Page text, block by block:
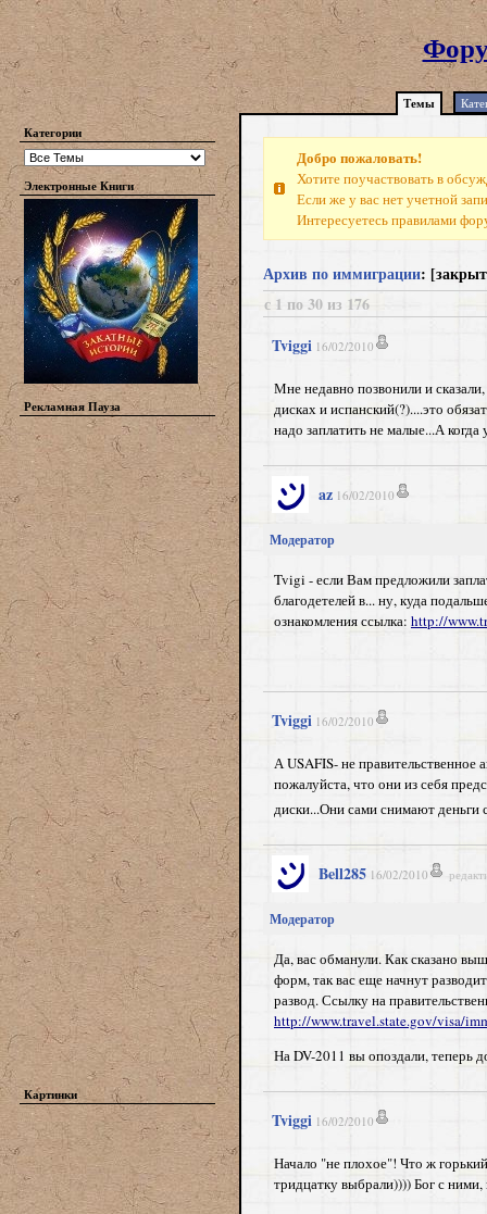
Темы
Категории
Электронные Книги
Рекламная Пауза
Картинки
Добро пожаловать!
Хотите поучаствовать в
Если же у вас нет учетной
Интересуетесь правилами
Архив по иммиграции:
с 1 по 30 из 176
Tviggi 16/02/2010
Мне недавно позвонили и
дисках и испанский(?)....это
надо заплатить не малые...А
az 16/02/2010
Модератор
Tvigi - если Вам предложили
благодетелей в... ну, куда
ознакомления ссылка: http://
Tviggi 16/02/2010
А USAFIS- не правительственное
пожалуйста, что они из себя
диски...Они сами снимают деньги
Bell285 16/02/2010
Модератор
Да, вас обманули. Как сказано
форм, так вас еще начнут
развод. Ссылку на
http://www.travel.state.gov/visa/
На DV-2011 вы опоздали, теперь
Tviggi 16/02/2010
Начало "не плохое"! Что ж
тридцатку выбрали)))) Бог с